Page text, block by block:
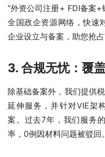
“外资公司注册+ FDI备案
全国政企资源网络，快速
企业设立与备案，助您抢占
3. 合规无忧：覆
除基础备案外，我们提供
延伸服务，并针对VIE架
案。过去7年，我们服务
率，0例因材料问题被驳回。